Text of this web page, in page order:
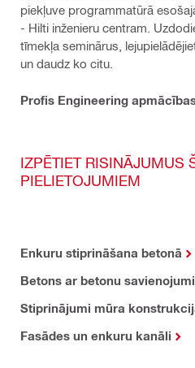
piekļuve programmatūrā
- Hilti inženieru centram.
tīmekļa seminārus,
un daudz ko citu.
Profis Engineering
IZPĒTIET RISINĀJUMUS
PIELIETOJUMIEM
Enkuru stiprināšana betonā
Betons ar betonu savienojumi
Stiprinājumi mūra
Fasādes un enkuru kanāli